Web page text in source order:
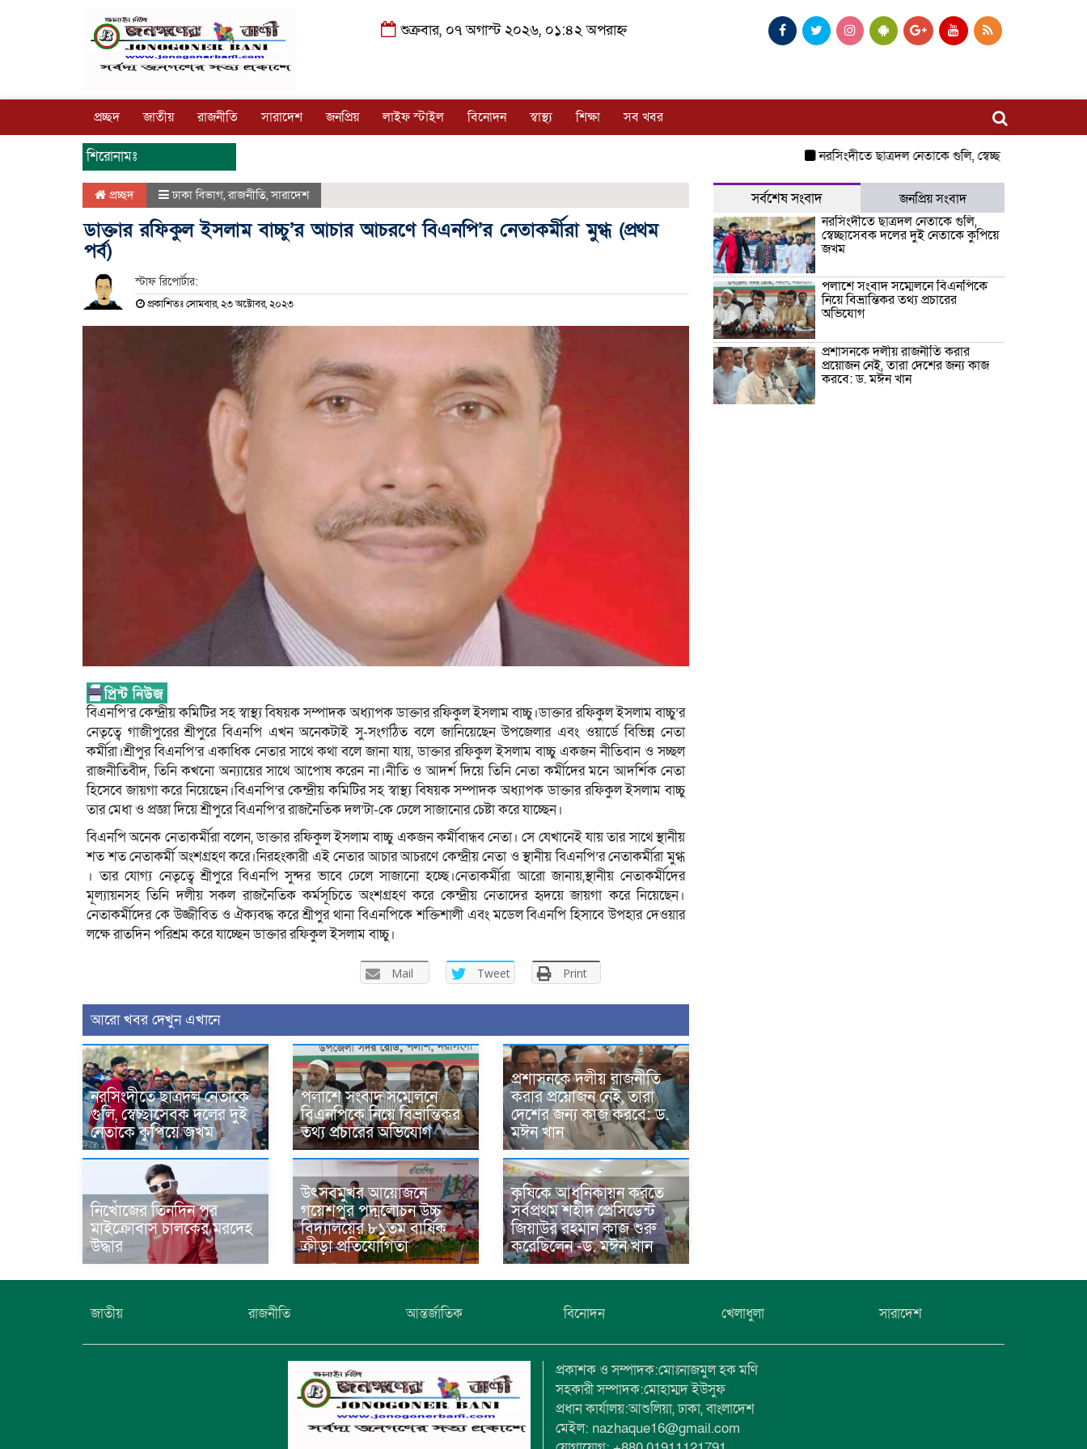
শুক্রবার, ০৭ অগাস্ট ২০২৬, ০১:৪২ অপরাহ্ন
প্রচ্ছদ জাতীয় রাজনীতি সারাদেশ জনপ্রিয় লাইফ স্টাইল বিনোদন স্বাস্থ্য শিক্ষা সব খবর
শিরোনামঃ নরসিংদীতে ছাত্রদল নেতাকে গুলি, স্বেচ্ছাসেবক দলের দুই
প্রচ্ছদ ঢাকা বিভাগ,রাজনীতি,সারাদেশ
ডাক্তার রফিকুল ইসলাম বাচ্চু’র আচার আচরণে বিএনপি’র নেতাকর্মীরা মুগ্ধ (প্রথম
পর্ব)
স্টাফ রিপোর্টার:
প্রকাশিতঃ সোমবার, ২৩ অক্টোবর, ২০২৩
বিএনপি’র কেন্দ্রীয় কমিটির সহ স্বাস্থ্য বিষয়ক সম্পাদক অধ্যাপক ডাক্তার রফিকুল ইসলাম বাচ্চু।ডাক্তার রফিকুল ইসলাম বাচ্চু’র
নেতৃত্বে গাজীপুরের শ্রীপুরে বিএনপি এখন অনেকটাই সু-সংগঠিত বলে জানিয়েছেন উপজেলার এবং ওয়ার্ডে বিভিন্ন নেতা
কর্মীরা।শ্রীপুর বিএনপি’র একাধিক নেতার সাথে কথা বলে জানা যায়, ডাক্তার রফিকুল ইসলাম বাচ্চু একজন নীতিবান ও সচ্ছল
রাজনীতিবীদ, তিনি কখনো অন্যায়ের সাথে আপোষ করেন না।নীতি ও আদর্শ দিয়ে তিনি নেতা কর্মীদের মনে আদর্শিক নেতা
হিসেবে জায়গা করে নিয়েছেন।বিএনপি’র কেন্দ্রীয় কমিটির সহ স্বাস্থ্য বিষয়ক সম্পাদক অধ্যাপক ডাক্তার রফিকুল ইসলাম বাচ্চু
তার মেধা ও প্রজ্ঞা দিয়ে শ্রীপুরে বিএনপি’র রাজনৈতিক দল’টা-কে ঢেলে সাজানোর চেষ্টা করে যাচ্ছেন।
বিএনপি অনেক নেতাকর্মীরা বলেন, ডাক্তার রফিকুল ইসলাম বাচ্চু একজন কর্মীবান্ধব নেতা। সে যেখানেই যায় তার সাথে স্থানীয়
শত শত নেতাকর্মী অংশগ্রহণ করে।নিরহংকারী এই নেতার আচার আচরণে কেন্দ্রীয় নেতা ও স্থানীয় বিএনপি’র নেতাকর্মীরা মুগ্ধ
। তার যোগ্য নেতৃত্বে শ্রীপুরে বিএনপি সুন্দর ভাবে ঢেলে সাজানো হচ্ছে।নেতাকর্মীরা আরো জানায়,স্থানীয় নেতাকর্মীদের
মূল্যায়নসহ তিনি দলীয় সকল রাজনৈতিক কর্মসূচিতে অংশগ্রহণ করে কেন্দ্রীয় নেতাদের হৃদয়ে জায়গা করে নিয়েছেন।
নেতাকর্মীদের কে উজ্জীবিত ও ঐক্যবদ্ধ করে শ্রীপুর থানা বিএনপিকে শক্তিশালী এবং মডেল বিএনপি হিসাবে উপহার দেওয়ার
লক্ষে রাতদিন পরিশ্রম করে যাচ্ছেন ডাক্তার রফিকুল ইসলাম বাচ্চু।
Mail Tweet Print
আরো খবর দেখুন এখানে
নরসিংদীতে ছাত্রদল নেতাকে
গুলি, স্বেচ্ছাসেবক দলের দুই
নেতাকে কুপিয়ে জখম
পলাশে সংবাদ সম্মেলনে
বিএনপিকে নিয়ে বিভ্রান্তিকর
তথ্য প্রচারের অভিযোগ
প্রশাসনকে দলীয় রাজনীতি
করার প্রয়োজন নেই, তারা
দেশের জন্য কাজ করবে: ড.
মঈন খান
নিখোঁজের তিনদিন পর
মাইক্রোবাস চালকের মরদেহ
উদ্ধার
উৎসবমুখর আয়োজনে
গয়েশপুর পদ্মলোচন উচ্চ
বিদ্যালয়ের ৮১তম বার্ষিক
ক্রীড়া প্রতিযোগিতা
কৃষিকে আধুনিকায়ন করতে
সর্বপ্রথম শহীদ প্রেসিডেন্ট
জিয়াউর রহমান কাজ শুরু
করেছিলেন -ড. মঈন খান
সর্বশেষ সংবাদ
জনপ্রিয় সংবাদ
নরসিংদীতে ছাত্রদল নেতাকে গুলি,
স্বেচ্ছাসেবক দলের দুই নেতাকে কুপিয়ে
জখম
পলাশে সংবাদ সম্মেলনে বিএনপিকে
নিয়ে বিভ্রান্তিকর তথ্য প্রচারের
অভিযোগ
প্রশাসনকে দলীয় রাজনীতি করার
প্রয়োজন নেই, তারা দেশের জন্য কাজ
করবে: ড. মঈন খান
জাতীয় রাজনীতি আন্তর্জাতিক বিনোদন খেলাধুলা সারাদেশ
প্রকাশক ও সম্পাদক:মোঃনাজমুল হক মণি
সহকারী সম্পাদক:মোহাম্মদ ইউসুফ
প্রধান কার্যালয়:আশুলিয়া, ঢাকা, বাংলাদেশ
মেইল: nazhaque16@gmail.com